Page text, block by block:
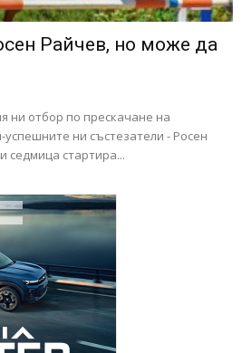
Райчев, но може да
ни отбор по прескачане на
ни състезатели - Росен
седмица стартира...